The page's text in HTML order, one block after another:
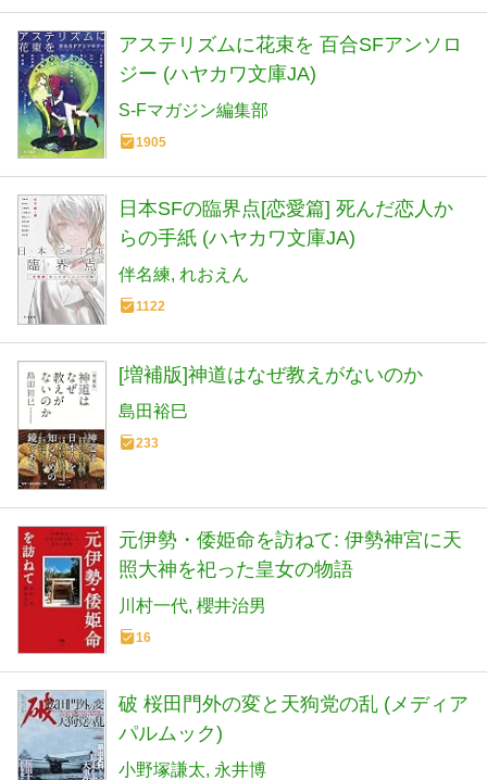
アステリズムに花束を 百合SFアンソロ
ジー (ハヤカワ文庫JA)
S‐Fマガジン編集部
1905
日本SFの臨界点[恋愛篇] 死んだ恋人か
らの手紙 (ハヤカワ文庫JA)
伴名練 れおえん
1122
[増補版]神道はなぜ教えがないのか
島田裕巳
233
元伊勢・倭姫命を訪ねて: 伊勢神宮に天
照大神を祀った皇女の物語
川村一代 櫻井治男
16
破 桜田門外の変と天狗党の乱 (メディア
パルムック)
小野塚謙太 永井博